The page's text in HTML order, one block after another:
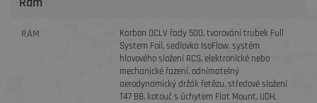
RÁM
Karbon OCLV řady 500, tvarování trubek Full
System Foil, sedlovka IsoFlow, systém
hlavového složení RCS, elektronické nebo
mechanické řazení, odnímatelný
aerodynamický držák řetězu, středové složení
T47 BB, kotouč s úchytem Flat Mount, UDH,